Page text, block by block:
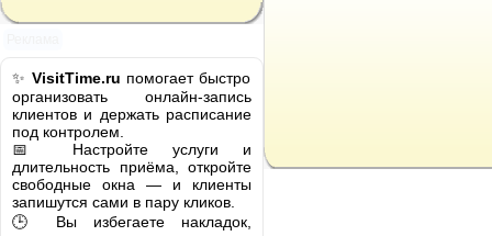
✨ VisitTime.ru помогает быстро
организовать онлайн-запись
клиентов и держать расписание
под контролем.
📅 Настройте услуги и
длительность приёма, откройте
свободные окна — и клиенты
запишутся сами в пару кликов.
🕒 Вы избегаете накладок,